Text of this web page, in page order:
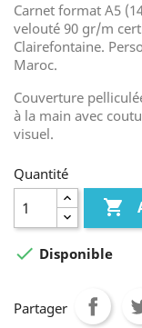
Carnet format A5
velouté 90 gr/m
Clairefontaine.
Maroc.
Couverture
à la main avec
visuel.
Quantité

 Disponible
Partager